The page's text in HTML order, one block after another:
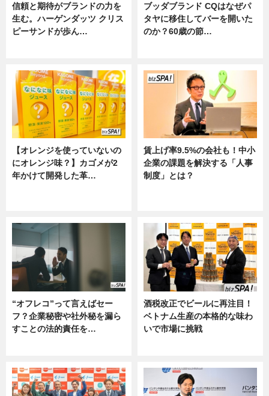
信頼と期待がブランドの力を
生む。ハーゲンダッツ クリス
ピーサンドが歩ん…
ブッダブランド CQはなぜパ
タヤに移住してバーを開いた
のか？60歳の節…
【オレンジを使っていないの
にオレンジ味？】カゴメが2
年かけて開発した革…
賃上げ率9.5%の会社も！中小
企業の課題を解決する「人事
制度」とは？
“オフレコ”って言えばセー
フ？企業秘密や社外秘を漏ら
すことの法的責任を…
酒税改正でビールに再注目！
ベトナム生産の本格的な味わ
いで市場に挑戦